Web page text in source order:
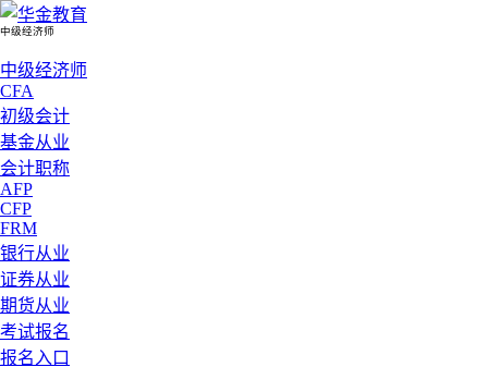
中级经济师
中级经济师
CFA
初级会计
基金从业
会计职称
AFP
CFP
FRM
银行从业
证券从业
期货从业
考试报名
报名入口